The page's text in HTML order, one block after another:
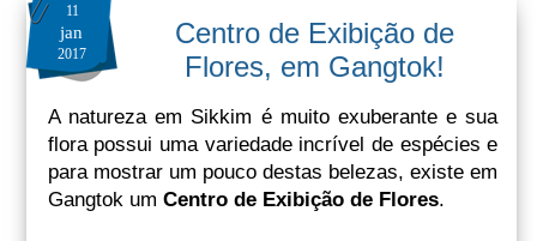
11
jan
2017
Centro de Exibição de
Flores, em Gangtok!
A natureza em Sikkim é muito exuberante e sua
flora possui uma variedade incrível de espécies e
para mostrar um pouco destas belezas, existe em
Gangtok um Centro de Exibição de Flores.